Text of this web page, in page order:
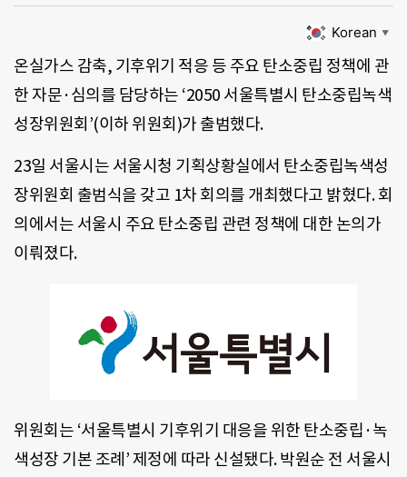
Korean ▼
온실가스 감축, 기후위기 적응 등 주요 탄소중립 정책에 관
한 자문·심의를 담당하는 ‘2050 서울특별시 탄소중립녹색
성장위원회’(이하 위원회)가 출범했다.
23일 서울시는 서울시청 기획상황실에서 탄소중립녹색성
장위원회 출범식을 갖고 1차 회의를 개최했다고 밝혔다. 회
의에서는 서울시 주요 탄소중립 관련 정책에 대한 논의가
이뤄졌다.
위원회는 ‘서울특별시 기후위기 대응을 위한 탄소중립·녹
색성장 기본 조례’ 제정에 따라 신설됐다. 박원순 전 서울시